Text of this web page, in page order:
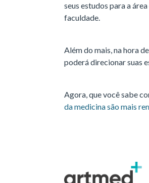
seus estudos para a
faculdade.
Além do mais, na hora
poderá direcionar suas
Agora, que você sabe
da medicina são mais